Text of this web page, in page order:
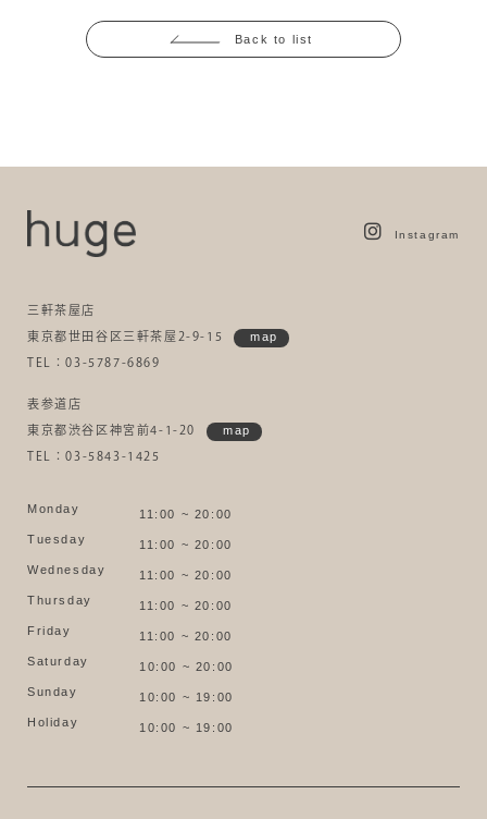
Back to list
Instagram
三軒茶屋店
東京都世田谷区三軒茶屋2-9-15 map
TEL：03-5787-6869
表参道店
東京都渋谷区神宮前4-1-20 map
TEL：03-5843-1425
Monday
11:00 ~ 20:00
Tuesday
11:00 ~ 20:00
Wednesday
11:00 ~ 20:00
Thursday
11:00 ~ 20:00
Friday
11:00 ~ 20:00
Saturday
10:00 ~ 20:00
Sunday
10:00 ~ 19:00
Holiday
10:00 ~ 19:00